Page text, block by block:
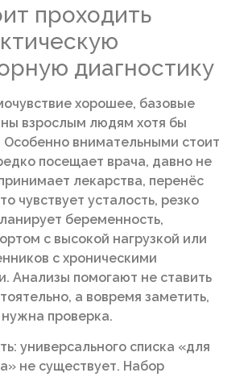
проходить
диагностику
хорошее, базовые
взрослым людям хотя бы
Особенно внимательными стоит
посещает врача, давно не
лекарства, перенёс
чувствует усталость, резко
беременность,
с высокой нагрузкой или
с хроническими
Анализы помогают не ставить
а вовремя заметить,
проверка.
универсального списка «для
не существует. Набор